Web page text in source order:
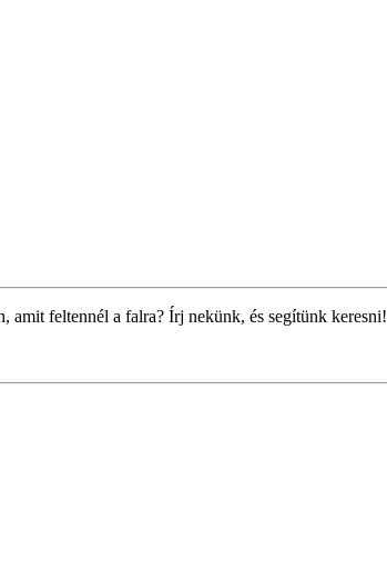
amit feltennél a falra? Írj nekünk, és segítünk keresni!